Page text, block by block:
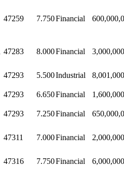
47259 7.750Financial
47283 8.000Financial
47293 5.500Industrial
47293 6.650Financial
47293 7.250Financial
47311 7.000Financial
47316 7.750Financial